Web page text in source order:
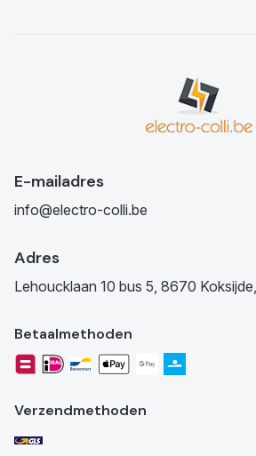
E-mailadres
info@electro-colli.be
Adres
Lehoucklaan 10 bus 5, 8670
Betaalmethoden
Verzendmethoden